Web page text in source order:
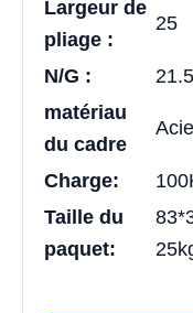
Largeur de
pliage :
25
N/G :
matériau
du cadre
Charge:
Taille du
paquet: